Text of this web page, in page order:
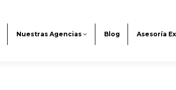
Nuestras Agencias Blog Asesoría